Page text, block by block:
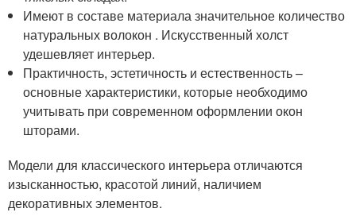
Имеют в составе материала значительное количество
натуральных волокон . Искусственный холст
удешевляет интерьер.
Практичность, эстетичность и естественность –
основные характеристики, которые необходимо
учитывать при современном оформлении окон
шторами.
Модели для классического интерьера отличаются
изысканностью, красотой линий, наличием
декоративных элементов.